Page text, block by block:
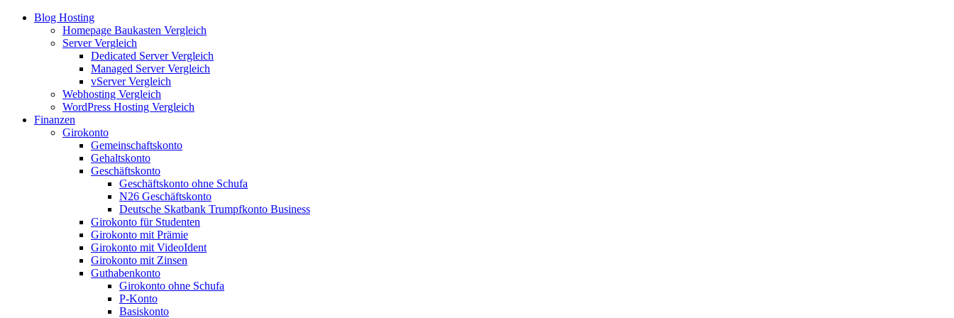
Blog Hosting
Homepage Baukasten Vergleich
Server Vergleich
Dedicated Server Vergleich
Managed Server Vergleich
vServer Vergleich
Webhosting Vergleich
WordPress Hosting Vergleich
Finanzen
Girokonto
Gemeinschaftskonto
Gehaltskonto
Geschäftskonto
Geschäftskonto ohne Schufa
N26 Geschäftskonto
Deutsche Skatbank Trumpfkonto Business
Girokonto für Studenten
Girokonto mit Prämie
Girokonto mit VideoIdent
Girokonto mit Zinsen
Guthabenkonto
Girokonto ohne Schufa
P-Konto
Basiskonto